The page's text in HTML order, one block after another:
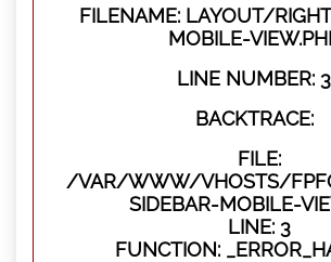
FILENAME: LAYOUT/
MOBILE-
LINE NUMBER: 3
BACKTRACE:
FILE:
/VAR/WWW/VHOSTS/
SIDEBAR-MOBILE-
LINE: 3
FUNCTION: